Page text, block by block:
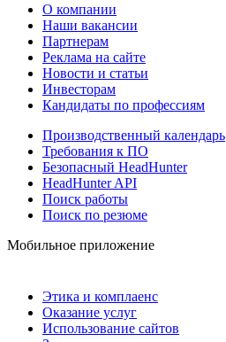
О компании
Наши вакансии
Партнерам
Реклама на сайте
Новости и статьи
Инвесторам
Кандидаты по профессиям
Производственный календарь
Требования к ПО
Безопасный HeadHunter
HeadHunter API
Поиск работы
Поиск по резюме
Мобильное приложение
Этика и комплаенс
Оказание услуг
Использование сайтов